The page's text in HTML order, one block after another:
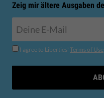
Zeig mir ältere Ausgaben
I agree to Liberties' Terms of Use